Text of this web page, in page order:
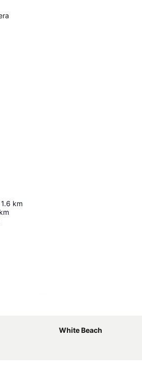
1.6 km
km
White Beach